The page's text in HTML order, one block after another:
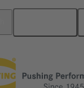
000 5057